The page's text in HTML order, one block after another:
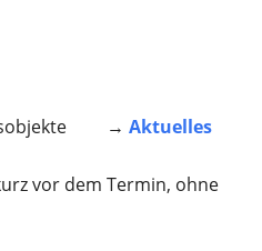
→ Aktuelles
vor dem Termin, ohne